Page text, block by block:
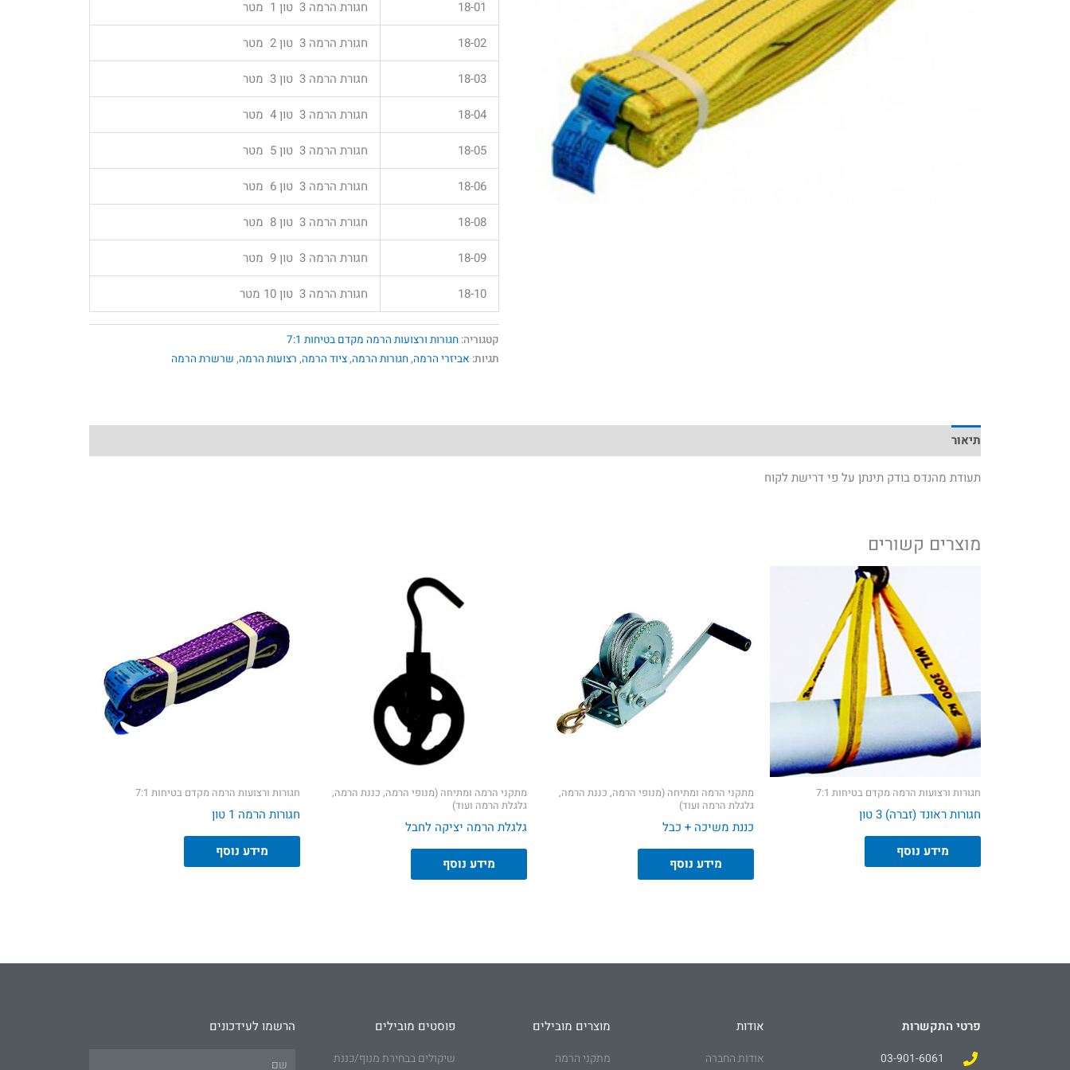
18-01 חגורת הרמה 3 טון 1 מטר
18-02 חגורת הרמה 3 טון 2 מטר
18-03 חגורת הרמה 3 טון 3 מטר
18-04 חגורת הרמה 3 טון 4 מטר
18-05 חגורת הרמה 3 טון 5 מטר
18-06 חגורת הרמה 3 טון 6 מטר
18-08 חגורת הרמה 3 טון 8 מטר
18-09 חגורת הרמה 3 טון 9 מטר
18-10 חגורת הרמה 3 טון 10 מטר
קטגוריה: חגורות ורצועות הרמה מקדם בטיחות 7:1
תגיות: אביזרי הרמה,חגורות הרמה,ציוד הרמה, רצועות הרמה, שרשרת הרמה
תיאור
תעודת מהנדס בודק תינתן על פי דרישת לקוח
מוצרים קשורים
חגורות ורצועות הרמה מקדם בטיחות 7:1
חגורות ראונד (זברה) 3 טון
מידע נוסף
מתקני הרמה ומתיחה (מנופי הרמה, כננת הרמה,
גלגלת הרמה ועוד)
כננת משיכה + כבל
מידע נוסף
מתקני הרמה ומתיחה (מנופי הרמה, כננת הרמה,
גלגלת הרמה ועוד)
גלגלת הרמה יציקה לחבל
מידע נוסף
חגורות ורצועות הרמה מקדם בטיחות 7:1
חגורות הרמה 1 טון
מידע נוסף
פרטי התקשרות
03-901-6061
אודות
אודות החברה
מוצרים מובילים
מתקני הרמה
פוסטים מובילים
שיקולים בבחירת מנוף/כננת
הרשמו לעידכונים